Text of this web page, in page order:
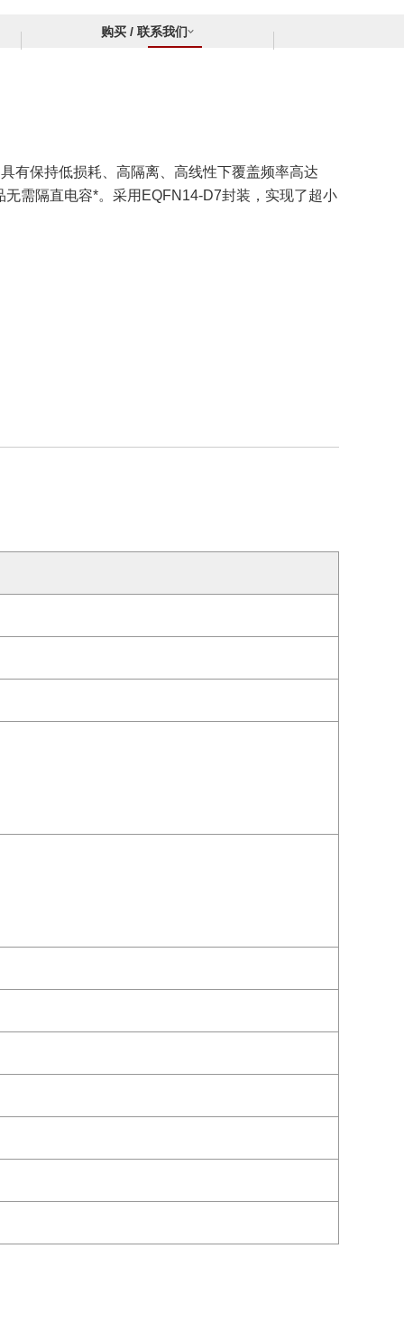
购买 / 联系我们
有保持低损耗、高隔离、高线性下覆盖频率高达
需隔直电容*。采用EQFN14-D7封装，实现了超小